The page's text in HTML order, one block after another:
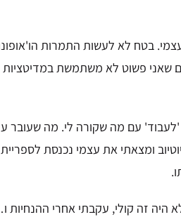
בטח לא לעשות התמרות
שאני פשוט לא משתמשת
עם מה שקורה לי. מה שעובר
ומצאתי את עצמי נכנסת
זה קולי, עקבתי אחרי ההנחיות